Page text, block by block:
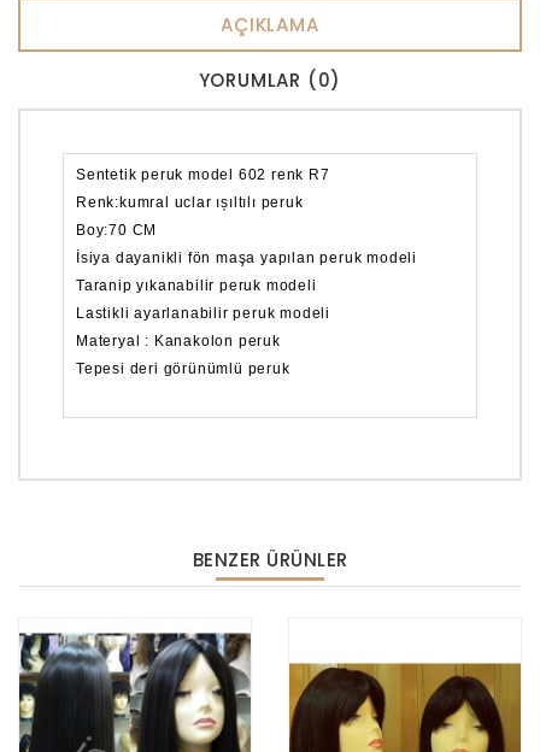
AÇIKLAMA
YORUMLAR (0)
Sentetik peruk model 602 renk R7
Renk:kumral uclar ıșıltılı peruk
Boy:70 CM
İsiya dayanikli fön maşa yapılan peruk modeli
Taranip yıkanabilir peruk modeli
Lastikli ayarlanabilir peruk modeli
Materyal : Kanakolon peruk
Tepesi deri görünümlü peruk
BENZER ÜRÜNLER